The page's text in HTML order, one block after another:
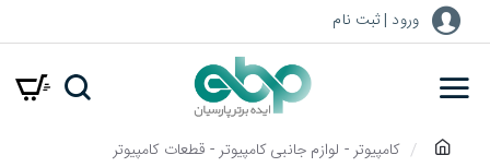
ورود | ثبت نام
کامپیوتر - لوازم جانبی کامپیوتر - قطعات کامپیوتر